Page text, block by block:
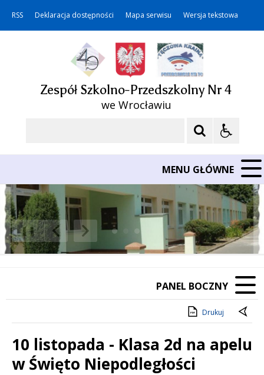
RSS Deklaracja dostępności Mapa serwisu Wersja tekstowa
Zespół Szkolno-Przedszkolny Nr 4
we Wrocławiu
MENU GŁÓWNE
Poprzedni Element
Następny Element
❚❚
PANEL BOCZNY
Drukuj
10 listopada - Klasa 2d na apelu
w Święto Niepodległości